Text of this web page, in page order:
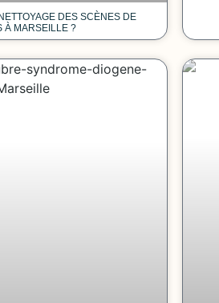
DES SCÈNES DE
À MARSEILLE ?